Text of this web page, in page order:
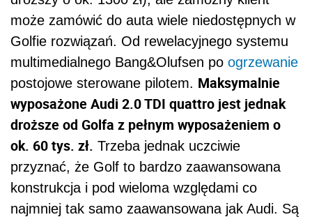
może zamówić do auta wiele niedostępnych w
Golfie rozwiązań. Od rewelacyjnego systemu
multimedialnego Bang&Olufsen po ogrzewanie
postojowe sterowane pilotem. Maksymalnie
wyposażone Audi 2.0 TDI quattro jest jednak
droższe od Golfa z pełnym wyposażeniem o
ok. 60 tys. zł. Trzeba jednak uczciwie
przyznać, że Golf to bardzo zaawansowana
konstrukcja i pod wieloma względami co
najmniej tak samo zaawansowana jak Audi. Są